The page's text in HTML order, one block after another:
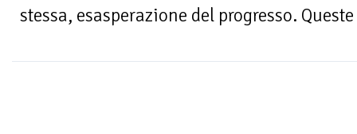
stessa, esasperazione del progresso.